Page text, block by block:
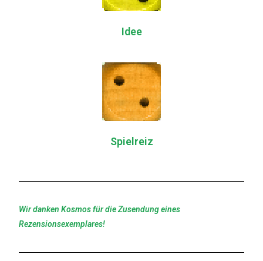
Idee
Spielreiz
Wir danken Kosmos für die Zusendung eines
Rezensionsexemplares!